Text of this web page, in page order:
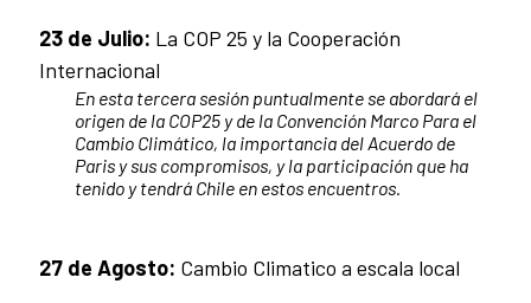
23 de Julio: La COP 25 y la Cooperación
Internacional
En esta tercera sesión puntualmente se abordará el
origen de la COP25 y de la Convención Marco Para el
Cambio Climático, la importancia del Acuerdo de
Paris y sus compromisos, y la participación que ha
tenido y tendrá Chile en estos encuentros.
27 de Agosto: Cambio Climatico a escala local